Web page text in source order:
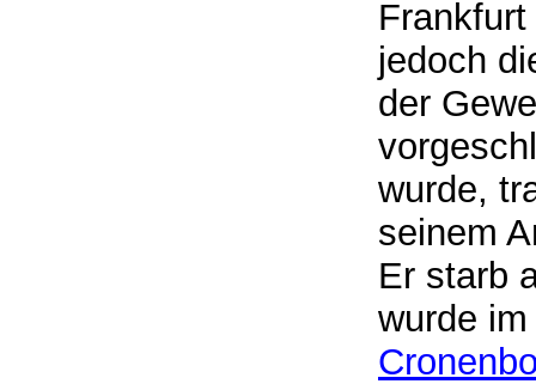
jedoch
der
wurde,
seinem
Er starb
wurde